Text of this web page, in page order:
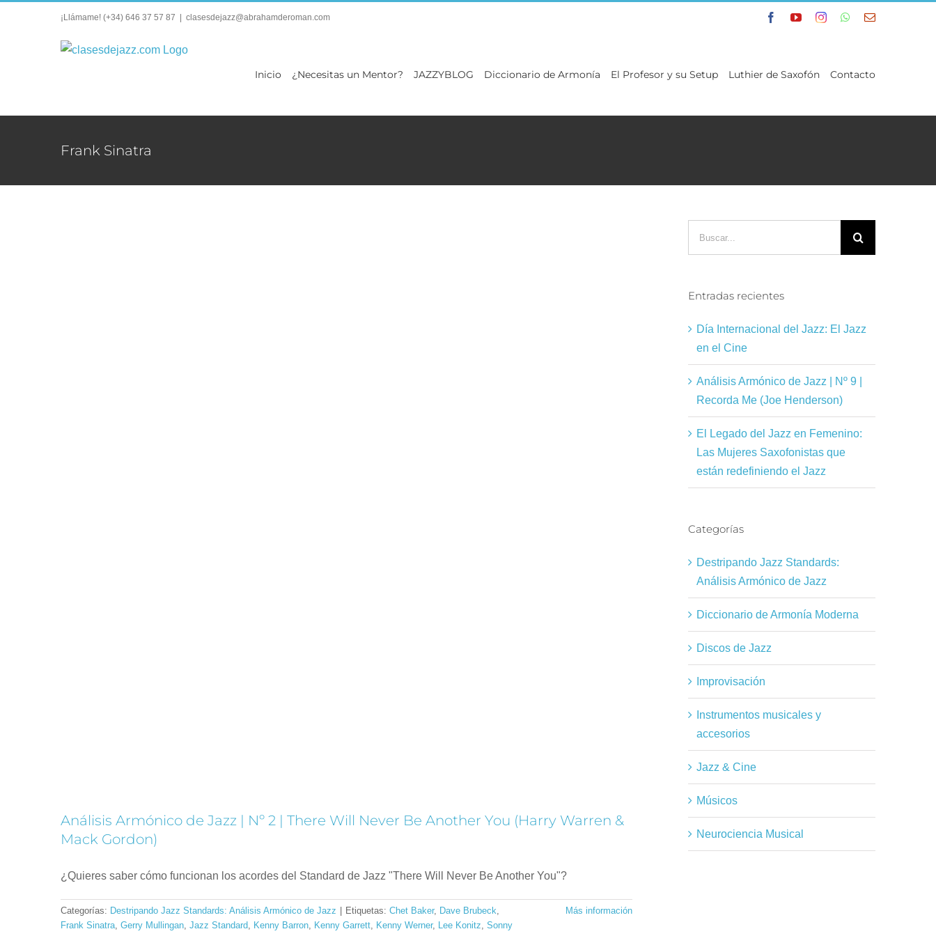
¡Llámame! (+34) 646 37 57 87 clasesdejazz@abrahamderoman.com FacebookYouTubeInstagramWhatsApp
Correo
Inicio ¿Necesitas un Mentor? JAZZYBLOG Diccionario de Armonía El Profesor y su Setup Luthier de Saxofón Contacto
Frank Sinatra
Análisis Armónico de Jazz | Nº 2 | There Will Never Be Another You (Harry Warren &
Mack Gordon)
¿Quieres saber cómo funcionan los acordes del Standard de Jazz "There Will Never Be Another You"?
Categorías: Destripando Jazz Standards: Análisis Armónico de Jazz | Etiquetas: Chet Baker, Dave Brubeck
Frank Sinatra Gerry Mullingan Jazz Standard Kenny Barron Kenny Garrett Kenny Werner, Lee Konitz Sonny
Más información
Entradas recientes
Día Internacional del Jazz: El Jazz
en el Cine
Análisis Armónico de Jazz | Nº 9 |
Recorda Me (Joe Henderson)
El Legado del Jazz en Femenino:
Las Mujeres Saxofonistas que
están redefiniendo el Jazz
Categorías
Destripando Jazz Standards:
Análisis Armónico de Jazz
Diccionario de Armonía Moderna
Discos de Jazz
Improvisación
Instrumentos musicales y
accesorios
Jazz & Cine
Músicos
Neurociencia Musical